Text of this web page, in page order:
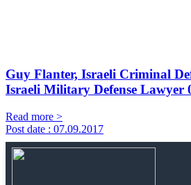
Guy Flanter, Israeli Criminal
Israeli Military Defense Lawyer
Read more >
Post date : 07.09.2017